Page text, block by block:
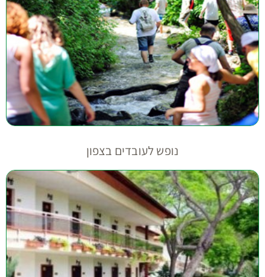
נופש לעובדים בצפון